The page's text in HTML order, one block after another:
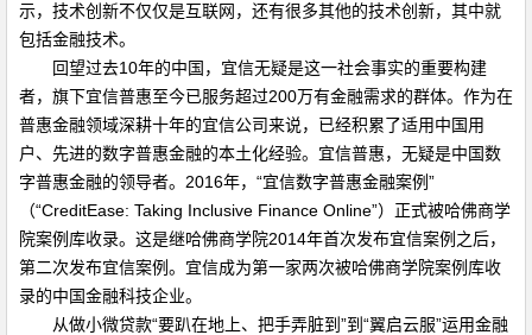
示，技术创新不仅仅是互联网，还有很多其他的技术创新，其中就
包括金融技术。
回望过去10年的中国，宜信无疑是这一社会事实的重要构建
者，旗下宜信普惠至今已服务超过200万有金融需求的群体。作为在
普惠金融领域深耕十年的宜信公司来说，已经积累了适用中国用
户、先进的数字普惠金融的本土化经验。宜信普惠，无疑是中国数
字普惠金融的领导者。2016年，“宜信数字普惠金融案例”
（“CreditEase: Taking Inclusive Finance Online”）正式被哈佛商学
院案例库收录。这是继哈佛商学院2014年首次发布宜信案例之后，
第二次发布宜信案例。宜信成为第一家两次被哈佛商学院案例库收
录的中国金融科技企业。
从做小微贷款“要趴在地上、把手弄脏到”到“翼启云服”运用金融